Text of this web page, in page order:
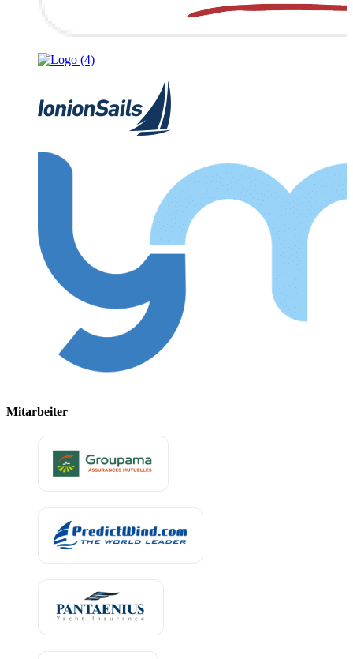
Mitarbeiter